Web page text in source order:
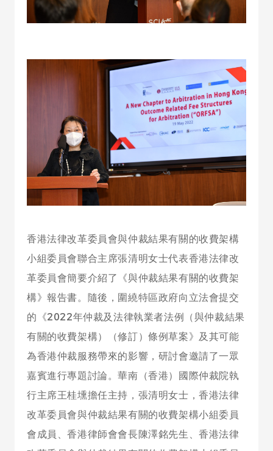
香港法律改革委員會與仲裁結果有關的收費架構
小組委員會聯合主席張清明女士代表香港法律改
革委員會簡要介紹了《與仲裁結果有關的收費架
構》報告書。隨後，圍繞特區政府向立法會提交
的《2022年仲裁及法律執業者法例（與仲裁結果
有關的收費架構）（修訂）條例草案》及其可能
為香港仲裁服務帶來的影響，研討會邀請了一眾
嘉賓進行專題討論。華南（香港）國際仲裁院執
行主席王桂壎擔任主持，張清明女士，香港法律
改革委員會與仲裁結果有關的收費架構小組委員
會成員、香港律師會會長陳澤銘先生、香港法律